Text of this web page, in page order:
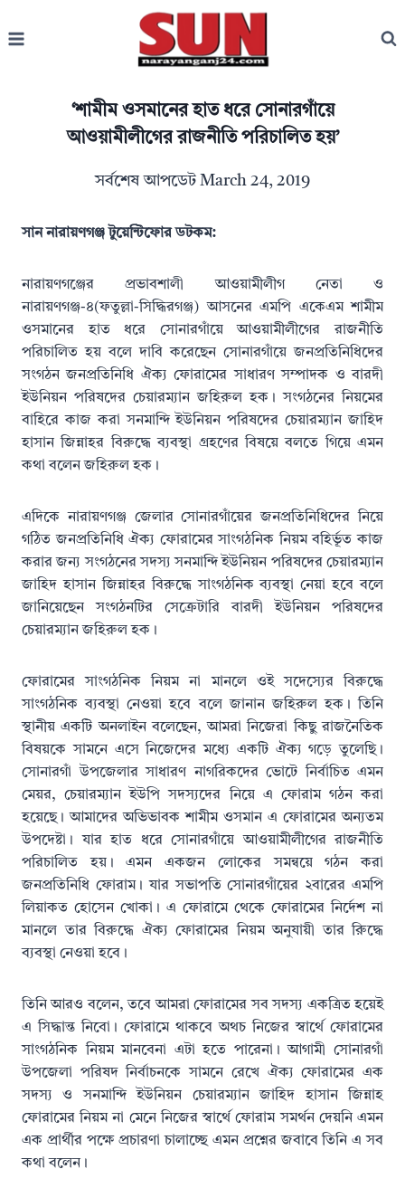
to
‘শামীম ওসমানের হাত ধরে সোনারগাঁয়ে
আওয়ামীলীগের রাজনীতি পরিচালিত হয়’
সর্বশেষ আপডেট March 24, 2019
সান নারায়ণগঞ্জ টুয়েন্টিফোর ডটকম:
নারায়ণগঞ্জের প্রভাবশালী আওয়ামীলীগ নেতা ও
নারায়ণগঞ্জ-৪(ফতুল্লা-সিদ্ধিরগঞ্জ) আসনের এমপি একেএম শামীম
ওসমানের হাত ধরে সোনারগাঁয়ে আওয়ামীলীগের রাজনীতি
পরিচালিত হয় বলে দাবি করেছেন সোনারগাঁয়ে জনপ্রতিনিধিদের
সংগঠন জনপ্রতিনিধি ঐক্য ফোরামের সাধারণ সম্পাদক ও বারদী
ইউনিয়ন পরিষদের চেয়ারম্যান জহিরুল হক। সংগঠনের নিয়মের
বাহিরে কাজ করা সনমান্দি ইউনিয়ন পরিষদের চেয়ারম্যান জাহিদ
হাসান জিন্নাহর বিরুদ্ধে ব্যবস্থা গ্রহণের বিষয়ে বলতে গিয়ে এমন
কথা বলেন জহিরুল হক।
এদিকে নারায়ণগঞ্জ জেলার সোনারগাঁয়ের জনপ্রতিনিধিদের নিয়ে
গঠিত জনপ্রতিনিধি ঐক্য ফোরামের সাংগঠনিক নিয়ম বহির্ভূত কাজ
করার জন্য সংগঠনের সদস্য সনমান্দি ইউনিয়ন পরিষদের চেয়ারম্যান
জাহিদ হাসান জিন্নাহর বিরুদ্ধে সাংগঠনিক ব্যবস্থা নেয়া হবে বলে
জানিয়েছেন সংগঠনটির সেক্রেটারি বারদী ইউনিয়ন পরিষদের
চেয়ারম্যান জহিরুল হক।
ফোরামের সাংগঠনিক নিয়ম না মানলে ওই সদেস্যের বিরুদ্ধে
সাংগঠনিক ব্যবস্থা নেওয়া হবে বলে জানান জহিরুল হক। তিনি
স্থানীয় একটি অনলাইন বলেছেন, আমরা নিজেরা কিছু রাজনৈতিক
বিষয়কে সামনে এসে নিজেদের মধ্যে একটি ঐক্য গড়ে তুলেছি।
সোনারগাঁ উপজেলার সাধারণ নাগরিকদের ভোটে নির্বাচিত এমন
মেয়র, চেয়ারম্যান ইউপি সদস্যদের নিয়ে এ ফোরাম গঠন করা
হয়েছে। আমাদের অভিভাবক শামীম ওসমান এ ফোরামের অন্যতম
উপদেষ্টা। যার হাত ধরে সোনারগাঁয়ে আওয়ামীলীগের রাজনীতি
পরিচালিত হয়। এমন একজন লোকের সমন্বয়ে গঠন করা
জনপ্রতিনিধি ফোরাম। যার সভাপতি সোনারগাঁয়ের ২বারের এমপি
লিয়াকত হোসেন খোকা। এ ফোরামে থেকে ফোরামের নির্দেশ না
মানলে তার বিরুদ্ধে ঐক্য ফোরামের নিয়ম অনুযায়ী তার রিুদ্ধে
ব্যবস্থা নেওয়া হবে।
তিনি আরও বলেন, তবে আমরা ফোরামের সব সদস্য একত্রিত হয়েই
এ সিদ্ধান্ত নিবো। ফোরামে থাকবে অথচ নিজের স্বার্থে ফোরামের
সাংগঠনিক নিয়ম মানবেনা এটা হতে পারেনা। আগামী সোনারগাঁ
উপজেলা পরিষদ নির্বাচনকে সামনে রেখে ঐক্য ফোরামের এক
সদস্য ও সনমান্দি ইউনিয়ন চেয়ারম্যান জাহিদ হাসান জিন্নাহ
ফোরামের নিয়ম না মেনে নিজের স্বার্থে ফোরাম সমর্থন দেয়নি এমন
এক প্রার্থীর পক্ষে প্রচারণা চালাচ্ছে এমন প্রশ্নের জবাবে তিনি এ সব
কথা বলেন।